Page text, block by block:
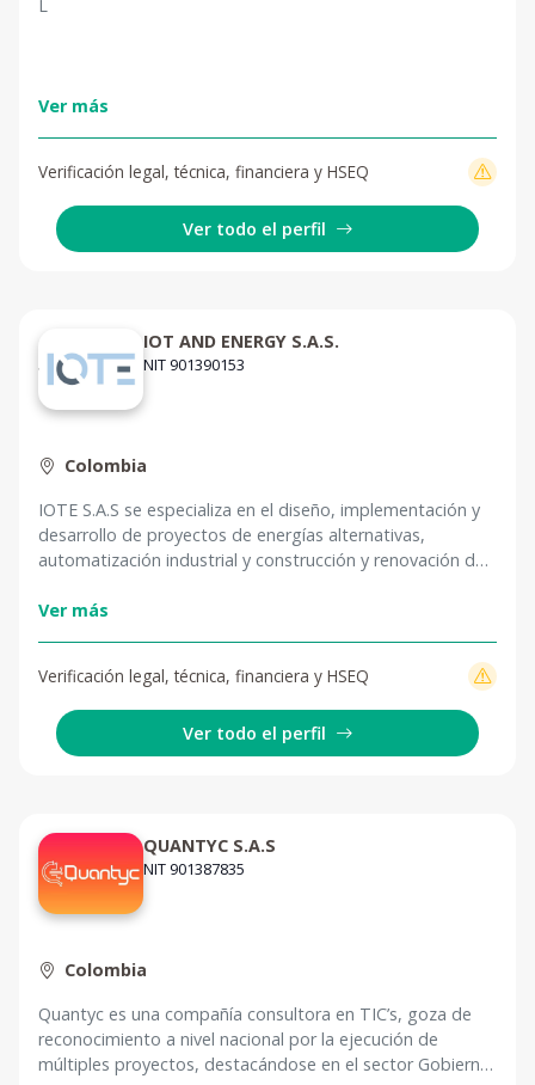
L
Ver más
Verificación legal, técnica, financiera y HSEQ
Ver todo el perfil
IOT AND ENERGY S.A.S.
NIT 901390153
Colombia
IOTE S.A.S se especializa en el diseño, implementación y
desarrollo de proyectos de energías alternativas,
automatización industrial y construcción y renovación de
sustentables, innovadoras y accesibles. Ofrecemos,
Proyectos civiles en diversos sectores.
Ver más
Verificación legal, técnica, financiera y HSEQ
Ver todo el perfil
QUANTYC S.A.S
NIT 901387835
Colombia
Quantyc es una compañía consultora en TIC’s, goza de
reconocimiento a nivel nacional por la ejecución de
múltiples proyectos, destacándose en el sector Gobierno